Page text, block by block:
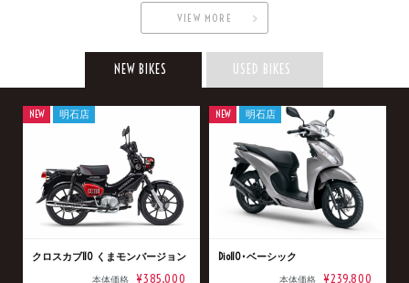
VIEW MORE
NEW BIKES USED BIKES
クロスカブ110 くまモンバージョン
本体価格 ¥385,000
NEW 明石店
Dio110･ベーシック
本体価格 ¥239,800
NEW 明石店